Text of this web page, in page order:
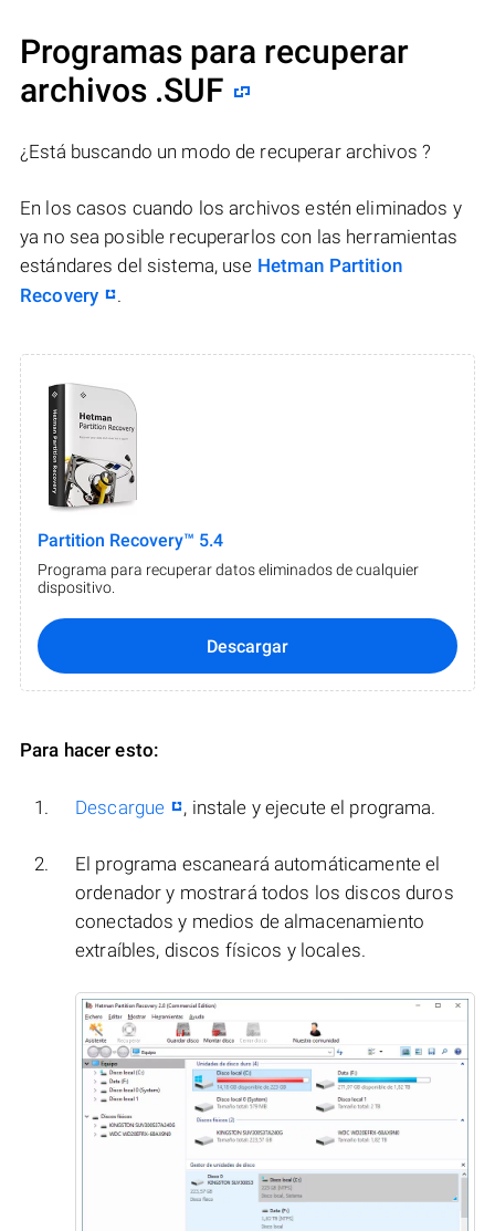
Programas para recuperar
archivos .SUF
¿Está buscando un modo de recuperar archivos ?
En los casos cuando los archivos estén eliminados y
ya no sea posible recuperarlos con las herramientas
estándares del sistema, use Hetman Partition
Recovery
.
Partition Recovery™ 5.4
Programa para recuperar datos eliminados de cualquier
dispositivo.
Descargar
Para hacer esto:
Descargue , instale y ejecute el programa.
El programa escaneará automáticamente el
ordenador y mostrará todos los discos duros
conectados y medios de almacenamiento
extraíbles, discos físicos y locales.